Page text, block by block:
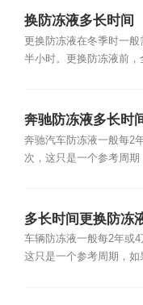
换防冻液多长时间
更换防冻液在冬季时一
半小时。更换防冻液前，
奔驰防冻液多长时
奔驰汽车防冻液一般每2
次，这只是一个参考周期
多长时间更换防冻
车辆防冻液一般每2年或4
这只是一个参考周期，如